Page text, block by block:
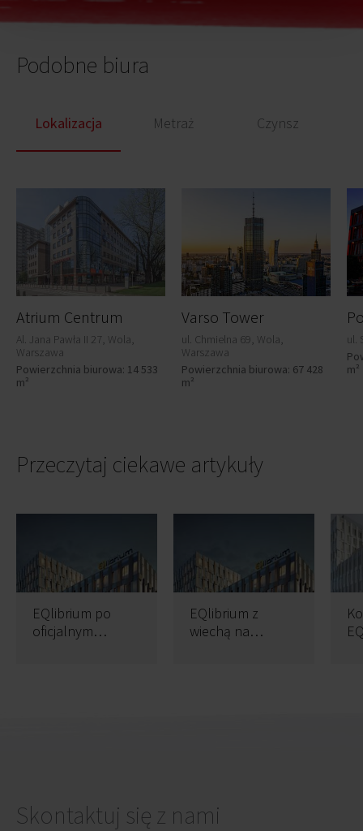
Podobne biura
Lokalizacja Metraż Czynsz
Atrium Centrum
Al. Jana Pawła II 27, Wola,
Warszawa
Powierzchnia biurowa: 14 533
m²
Varso Tower
ul. Chmielna 69, Wola,
Warszawa
Powierzchnia biurowa: 67 428
m²
ul.
m²
Przeczytaj ciekawe artykuły
EQlibrium po
oficjalnym
EQlibrium z
wiechą na
Skontaktuj się z nami